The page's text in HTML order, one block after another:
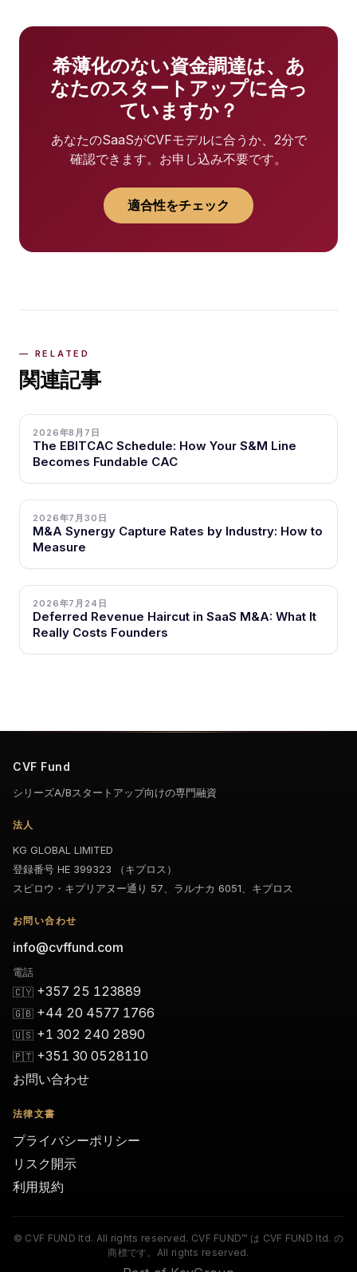
希薄化のない資金調達は、あ
なたのスタートアップに合っ
ていますか？
あなたのSaaSがCVFモデルに合うか、2分で
確認できます。お申し込み不要です。
適合性をチェック
関連記事
2026年8月7日
The EBITCAC Schedule: How Your S&M Line
Becomes Fundable CAC
2026年7月30日
M&A Synergy Capture Rates by Industry: How to
Measure
2026年7月24日
Deferred Revenue Haircut in SaaS M&A: What It
Really Costs Founders
CVF Fund
シリーズA/Bスタートアップ向けの専門融資
法人
KG GLOBAL LIMITED
登録番号 HE 399323 （キプロス）
スピロウ・キプリアヌー通り 57、ラルナカ 6051、キプロス
お問い合わせ
info@cvffund.com
電話
🇨🇾 +357 25 123889
🇬🇧 +44 20 4577 1766
🇺🇸 +1 302 240 2890
🇵🇹 +351 30 0528110
お問い合わせ
法律文書
プライバシーポリシー
リスク開示
利用規約
© CVF FUND ltd. All rights reserved. CVF FUND™ は CVF FUND ltd. の
商標です。All rights reserved.